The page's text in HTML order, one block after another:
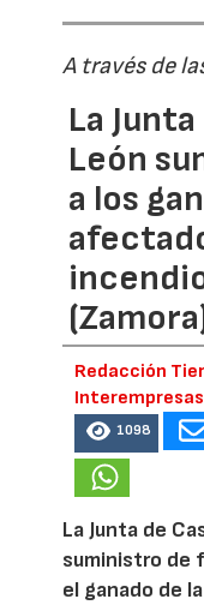
A través de
La
León
a los
Redacción
Interempresas
1098
La Junta de
suministro de
el ganado de